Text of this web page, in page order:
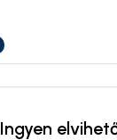
Ingyen